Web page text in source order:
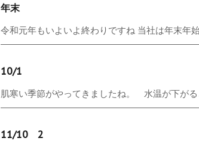
年末
令和元年もいよいよ終わりですね 当社は年末年
10/1
肌寒い季節がやってきましたね。 水温が下が
11/10 2